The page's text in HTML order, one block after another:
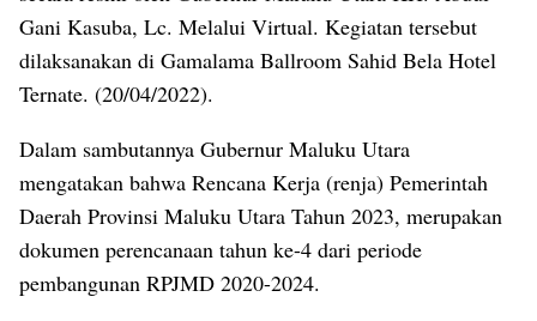
Gani Kasuba, Lc. Melalui Virtual. Kegiatan tersebut
dilaksanakan di Gamalama Ballroom Sahid Bela Hotel
Ternate. (20/04/2022).
Dalam sambutannya Gubernur Maluku Utara
mengatakan bahwa Rencana Kerja (renja) Pemerintah
Daerah Provinsi Maluku Utara Tahun 2023, merupakan
dokumen perencanaan tahun ke-4 dari periode
pembangunan RPJMD 2020-2024.